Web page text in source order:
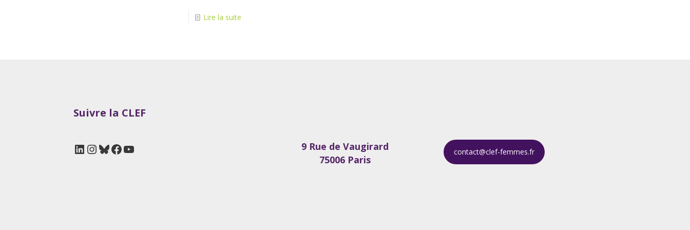
Lire la suite
Suivre la CLEF
LinkedIn
Instagram
Bluesky
Facebook
YouTube
9 Rue de Vaugirard
75006 Paris
contact@clef-femmes.fr